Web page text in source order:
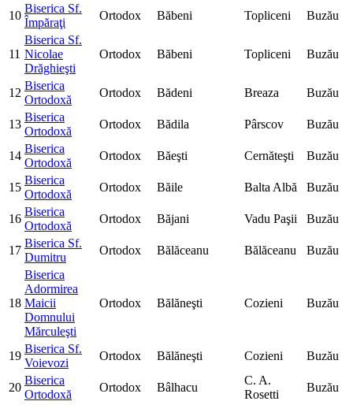
10
Biserica Sf.
Împăraţi
Ortodox Băbeni Topliceni Buzău
11
Biserica Sf.
Nicolae
Drăghieşti
Ortodox Băbeni Topliceni Buzău
12
Biserica
Ortodoxă
Ortodox Bădeni Breaza Buzău
13
Biserica
Ortodoxă
Ortodox Bădila Pârscov Buzău
14
Biserica
Ortodoxă
Ortodox Băeşti Cernăteşti Buzău
15
Biserica
Ortodoxă
Ortodox Băile Balta Albă Buzău
16
Biserica
Ortodoxă
Ortodox Băjani Vadu Paşii Buzău
17
Biserica Sf.
Dumitru
Ortodox Bălăceanu Bălăceanu Buzău
18
Biserica
Adormirea
Maicii
Domnului
Mărculeşti
Ortodox Bălăneşti Cozieni Buzău
19
Biserica Sf.
Voievozi
Ortodox Bălăneşti Cozieni Buzău
20
Biserica
Ortodoxă
Ortodox Bâlhacu
C. A.
Rosetti
Buzău